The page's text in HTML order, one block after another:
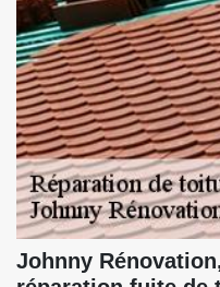
Johnny